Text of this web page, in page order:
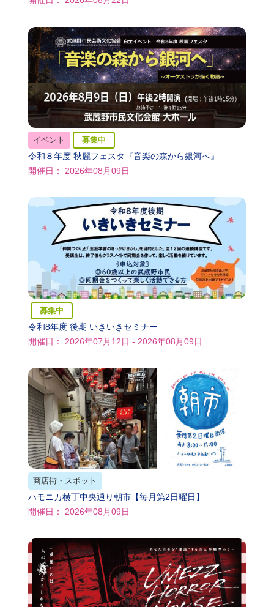
イベント 募集中
令和８年度 秋麗フェスタ『音楽の森から銀河へ』
開催日： 2026年08月09日
募集中
令和8年度 後期 いきいきセミナー
開催日： 2026年07月12日 - 2026年08月09日
商店街・スポット
ハモニカ横丁中央通り朝市【毎月第2日曜日】
開催日： 2026年08月09日